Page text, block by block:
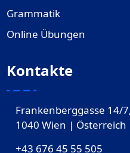
Grammatik
Online Übungen
Kontakte
Frankenberggasse 14/
1040 Wien | Österreich
+43 676 45 55 505